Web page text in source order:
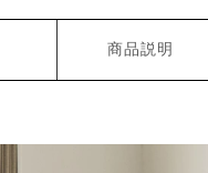
商品説明